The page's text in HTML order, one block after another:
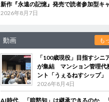
新作『永遠の記憶』発売で読者参加型キ
2026年8月7日
動画 も
「100歳現役」目指すシニ
が集結 マンション管理代
ント「うぇるねすシップ」
2026年8月4日
AI時代、「暗黙知」は継承できるのか